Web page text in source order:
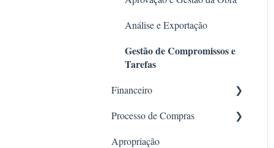
Análise e Exportação
Gestão de Compromissos e
Tarefas
Financeiro
Criar Lançamento
Open Finance - Conciliação
Processo de Compras
Solicitações (pré-cotação)
Apropriação